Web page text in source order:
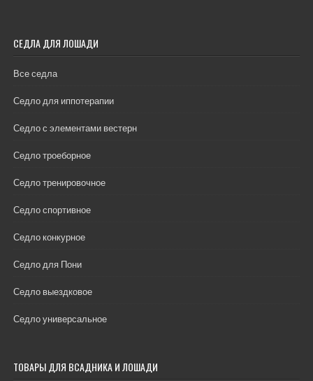
СЕДЛА ДЛЯ ЛОШАДИ
Все седла
Седло для иппотерапии
Седло с элементами вестерн
Седло троеборное
Седло тренировочное
Седло спортивное
Седло конкурное
Седло для Пони
Седло выездковое
Седло универсальное
ТОВАРЫ ДЛЯ ВСАДНИКА И ЛОШАДИ